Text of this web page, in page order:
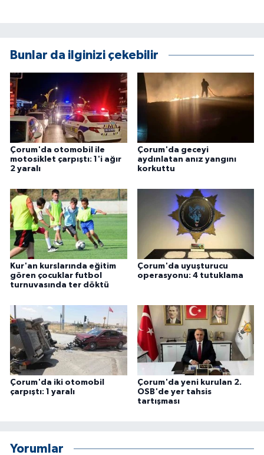
Bunlar da ilginizi çekebilir
Çorum'da otomobil ile
motosiklet çarpıştı: 1'i ağır
2 yaralı
Çorum'da geceyi
aydınlatan anız yangını
korkuttu
Kur'an kurslarında eğitim
gören çocuklar futbol
turnuvasında ter döktü
Çorum'da uyuşturucu
operasyonu: 4 tutuklama
Çorum'da iki otomobil
çarpıştı: 1 yaralı
Çorum'da yeni kurulan 2.
OSB'de yer tahsis
tartışması
Yorumlar